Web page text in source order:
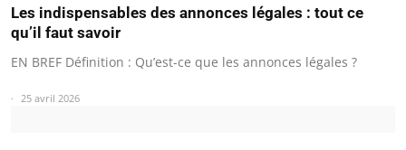
Les indispensables des annonces légales : tout ce
qu’il faut savoir
EN BREF Définition : Qu’est-ce que les annonces légales ?
25 avril 2026